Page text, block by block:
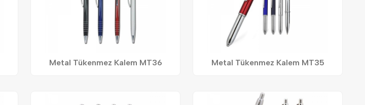
Metal Tükenmez Kalem MT36 Metal Tükenmez Kalem MT35